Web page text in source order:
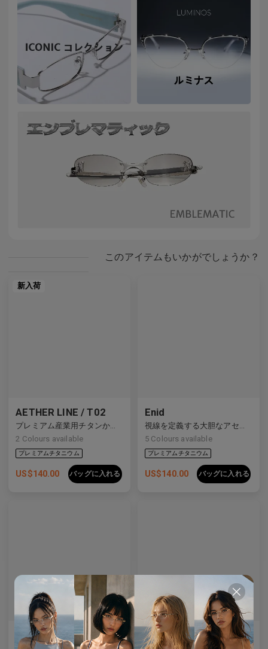
このアイテムもいかがでしょうか？
新入荷
AETHER LINE / T02
2 Colours available
US$140.00 バッグに入れる
Enid
5 Colours available
US$140.00 バッグに入れる
AL_01 Emblematic S 01